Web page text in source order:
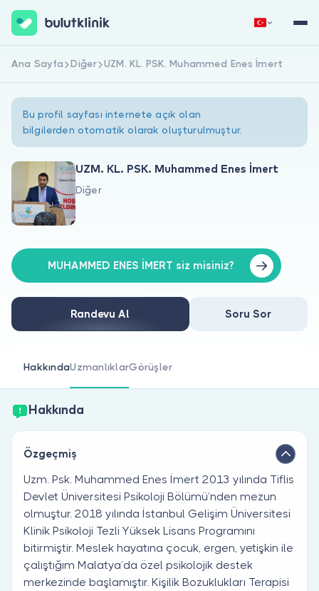
Hakkımızda
Doktorlar için
Doktor musunuz?
Hemen Kaydol Giriş Yap
Ana Sayfa Diğer UZM. KL. PSK. Muhammed Enes İmert
Bu profil sayfası internete açık olan
bilgilerden otomatik olarak oluşturulmuştur.
UZM. KL. PSK. Muhammed Enes İmert
Diğer
MUHAMMED ENES İMERT siz misiniz?
Randevu Al Soru Sor
HakkındaUzmanlıklarGörüşler
Hakkında
Özgeçmiş
Uzm. Psk. Muhammed Enes İmert 2013 yılında Tiflis
Devlet Üniversitesi Psikoloji Bölümü’nden mezun
olmuştur. 2018 yılında İstanbul Gelişim Üniversitesi
Klinik Psikoloji Tezli Yüksek Lisans Programını
bitirmiştir. Meslek hayatına çocuk, ergen, yetişkin ile
çalıştığım Malatya’da özel psikolojik destek
merkezinde başlamıştır. Kişilik Bozuklukları Terapisi